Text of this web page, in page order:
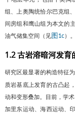
组、上奥陶统恰尔巴克组
间房组和鹰山组为本文的
油气储集空间（见图1c）。
1.2 古岩溶暗河发育
研究区最显著的构造特征
质岩基底上发育的古凸起
动和变形叠加。目前，学
加里东运动、海西运动、